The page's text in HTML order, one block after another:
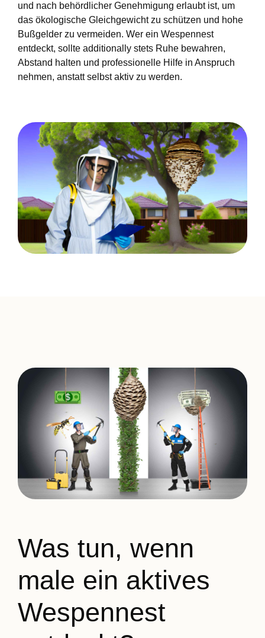
und nach behördlicher Genehmigung erlaubt ist, um
das ökologische Gleichgewicht zu schützen und hohe
Bußgelder zu vermeiden. Wer ein Wespennest
entdeckt, sollte additionally stets Ruhe bewahren,
Abstand halten und professionelle Hilfe in Anspruch
nehmen, anstatt selbst aktiv zu werden.
Was tun, wenn
male ein aktives
Wespennest